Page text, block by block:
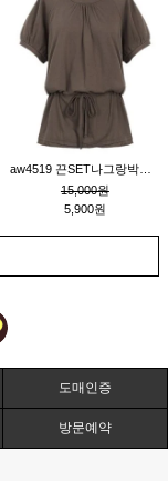
15,000원
5,900원
도매인증
방문예약